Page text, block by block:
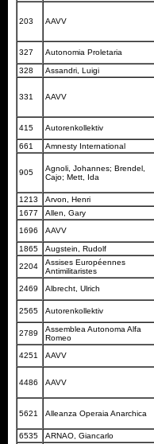
203 AAVV
327
Autonomia Proletaria
328
Assandri, Luigi
331 AAVV
415 Autorenkollektiv
661 Amnesty International
905
Agnoli, Johannes; Brendel,
Cajo; Mett, Ida
1213 Arvon, Henri
1677
Allen, Gary
1696
AAVV
1865 Augstein, Rudolf
2204
Assises Européennes
Antimilitaristes
2469 Albrecht, Ulrich
2565 Autorenkollektiv
2789
Assemblea Autonoma Alfa
Romeo
4251 AAVV
4486 AAVV
5621 Alleanza Operaia Anarchica
6535
ARNAO, Giancarlo